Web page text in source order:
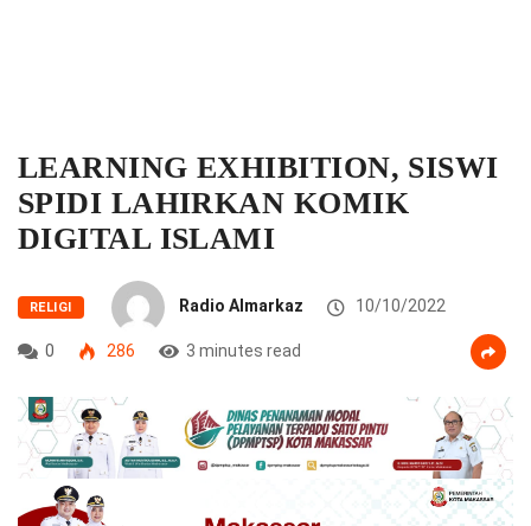
LEARNING EXHIBITION, SISWI
SPIDI LAHIRKAN KOMIK
DIGITAL ISLAMI
RELIGI Radio Almarkaz 10/10/2022
0 286 3 minutes read